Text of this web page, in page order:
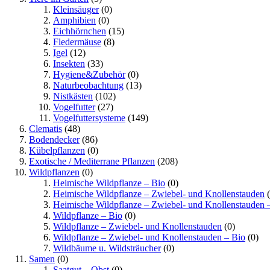
Kleinsäuger(0)
Amphibien (0)
Eichhörnchen (15)
Fledermäuse (8)
Igel (12)
Insekten (33)
Hygiene&Zubehör(0)
Naturbeobachtung (13)
Nistkästen (102)
Vogelfutter(27)
Vogelfuttersysteme (149)
Clematis (48)
Bodendecker(86)
Kübelpflanzen (0)
Exotische / Mediterrane Pflanzen (208)
Wildpflanzen (0)
Heimische Wildpflanze – Bio (0)
Heimische Wildpflanze – Zwiebel- und Knollenstauden
Heimische Wildpflanze – Zwiebel- und Knollenstauden
Wildpflanze – Bio (0)
Wildpflanze – Zwiebel- und Knollenstauden (0)
Wildpflanze – Zwiebel- und Knollenstauden – Bio (0)
Wildbäume u. Wildsträucher(0)
Samen (0)